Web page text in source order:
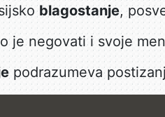
blagostanje,
je negovati i svoje
podrazumeva